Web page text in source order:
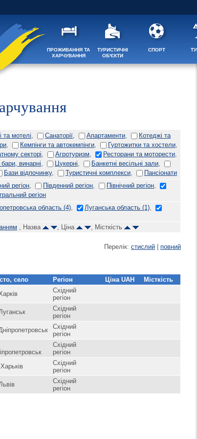
ПРОЖИВАННЯ ТА
ХАРЧУВАННЯ
ТУРИСТИЧНІ
ОБ'ЄКТИ
СПОРТ
та мотелі Санаторії Апартаменти
Котеджі та
Кемпінги та автокемпінги Гуртожитки та хостели
секторі
Агротуризм Ресторани та моторести
винарні Цукерні Банкетні весільні зали
Бази відпочинку, Туристичні комплекси Пансіонати
регіон Південний регіон Північний регіон
регіон
область (4) Луганська область (1)
, Назва , Ціна , Місткість
Перелік: стислий повний
село Регіон Ціна UAH
Місткість
Східний
регіон
Східний
регіон
Східний
регіон
Східний
регіон
Східний
регіон
Східний
регіон